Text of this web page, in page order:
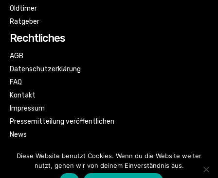
Oldtimer
Ratgeber
Rechtliches
AGB
Datenschutzerklärung
FAQ
Kontakt
Impressum
Pressemitteilung veröffentlichen
News
Diese Website benutzt Cookies. Wenn du die Website weiter
nutzt, gehen wir von deinem Einverständnis aus.